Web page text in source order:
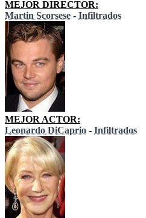
MEJOR DIRECTOR:
Martin Scorsese - Infiltrados
MEJOR ACTOR:
Leonardo DiCaprio - Infiltrados